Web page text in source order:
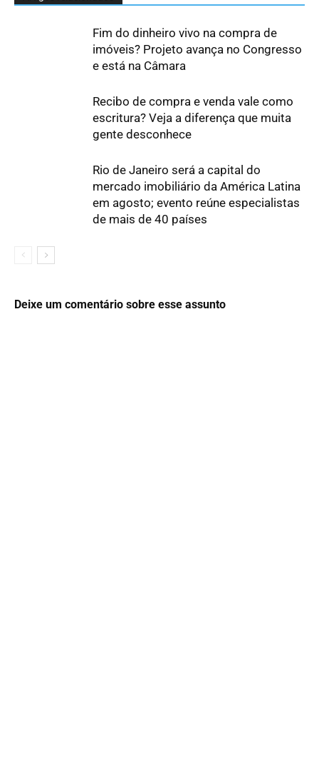
Fim do dinheiro vivo na compra de
imóveis? Projeto avança no Congresso
e está na Câmara
Recibo de compra e venda vale como
escritura? Veja a diferença que muita
gente desconhece
Rio de Janeiro será a capital do
mercado imobiliário da América Latina
em agosto; evento reúne especialistas
de mais de 40 países
Deixe um comentário sobre esse assunto